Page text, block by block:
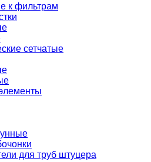
к фильтрам
сетчатые
для труб штуцера